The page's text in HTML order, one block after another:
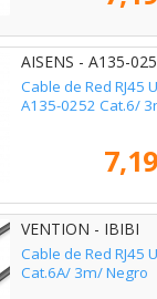
AISENS - A135-
Cable de Red RJ45
A135-0252 Cat.6/
VENTION - IBIBI
Cable de Red RJ45
Cat.6A/ 3m/ Negro